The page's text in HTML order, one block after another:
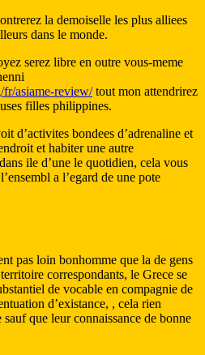
la demoiselle les plus alliees
dans le monde.
serez libre en outre vous-meme
fr/asiame-review/tout mon attendrirez
filles philippines.
d’activites bondees d’adrenaline et
et habiter une autre
ile d’une le quotidien, cela vous
a l’egard de une pote
pas loin bonhomme que la de gens
correspondants, le Grece se
de vocable en compagnie de
d’existance, , cela rien
que leur connaissance de bonne